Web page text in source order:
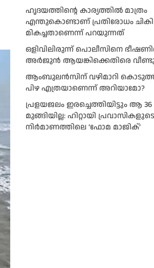
ഹൃദയത്തിന്റെ കാര്യത്തിൽ മാത്രം
എന്തുകൊണ്ടാണ് പ്രതിരോധം
മികച്ചതാണെന്ന് പറയുന്നത്
ഒളിവിലിരുന്ന് പൊലീസിനെ
അർജുൻ ആയങ്കിക്കെതിരെ
ആംബുലന്‍സിന് വഴിമാറി
പിഴ എത്രയാണെന്ന് അറിയാമോ?
പ്രളയജലം ഇരച്ചെത്തിയിട്ടും ആ
മുങ്ങിയില്ല: ഹിറ്റായി
നിർമാണത്തിലെ ‘ഫോമ മാജിക്’